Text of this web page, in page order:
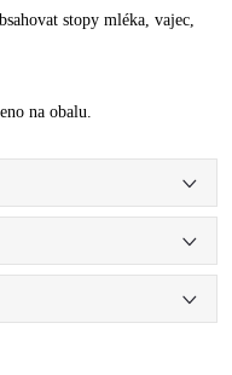
stopy mléka, vajec,
na obalu.